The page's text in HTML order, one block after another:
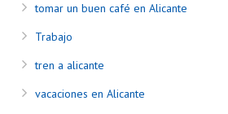
tomar un buen café en Alicante
Trabajo
tren a alicante
vacaciones en Alicante